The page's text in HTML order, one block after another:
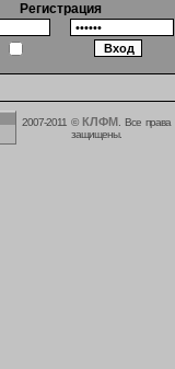
Регистрация
2007-2011 © КЛФМ . Все права
защищены.